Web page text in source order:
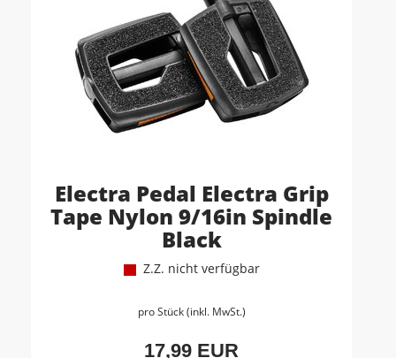
Electra Pedal Electra Grip
Tape Nylon 9/16in Spindle
Black
Z.Z. nicht verfügbar
pro Stück (inkl. MwSt.)
17,99 EUR